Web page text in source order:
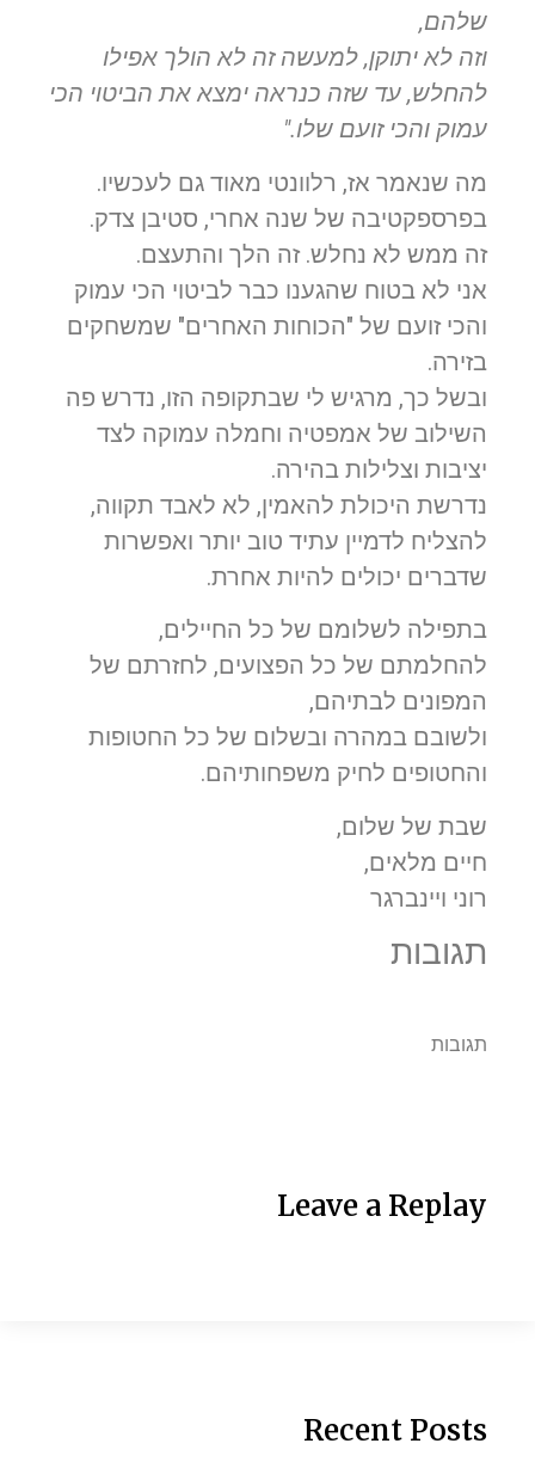
שלהם,
וזה לא יתוקן, למעשה זה לא הולך אפילו
להחלש, עד שזה כנראה ימצא את הביטוי הכי
עמוק והכי זועם שלו."
מה שנאמר אז, רלוונטי מאוד גם לעכשיו.
בפרספקטיבה של שנה אחרי, סטיבן צדק.
זה ממש לא נחלש. זה הלך והתעצם.
אני לא בטוח שהגענו כבר לביטוי הכי עמוק
והכי זועם של "הכוחות האחרים" שמשחקים
בזירה.
ובשל כך, מרגיש לי שבתקופה הזו, נדרש פה
השילוב של אמפטיה וחמלה עמוקה לצד
יציבות וצלילות בהירה.
נדרשת היכולת להאמין, לא לאבד תקווה,
להצליח לדמיין עתיד טוב יותר ואפשרות
שדברים יכולים להיות אחרת.
בתפילה לשלומם של כל החיילים,
להחלמתם של כל הפצועים, לחזרתם של
המפונים לבתיהם,
ולשובם במהרה ובשלום של כל החטופות
והחטופים לחיק משפחותיהם.
שבת של שלום,
חיים מלאים,
רוני ויינברגר
תגובות
תגובות
Leave a Replay
Recent Posts